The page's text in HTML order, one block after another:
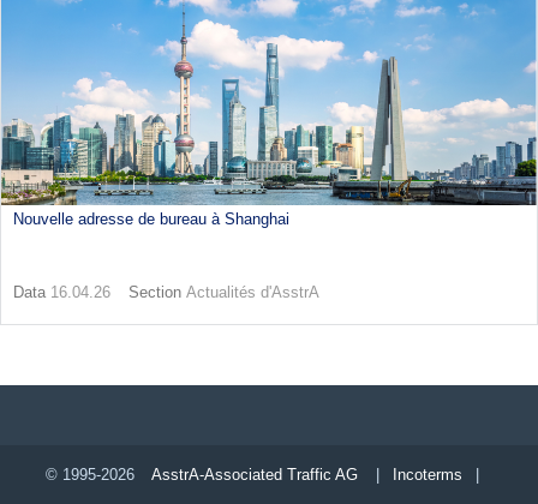
Nouvelle adresse de bureau à Shanghai
Data 16.04.26 Section Actualités d'AsstrA
© 1995-2026 AsstrA-Associated Traffic AG Incoterms